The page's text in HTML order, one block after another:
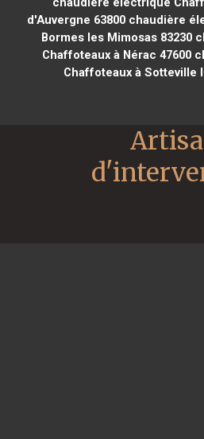
d'Auvergne 63800 chaudière
Bormes les Mimosas 83230
Chaffoteaux à Nérac 47600
Chaffoteaux à Sotteville